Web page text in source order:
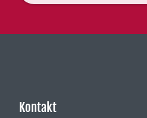
Kontakt